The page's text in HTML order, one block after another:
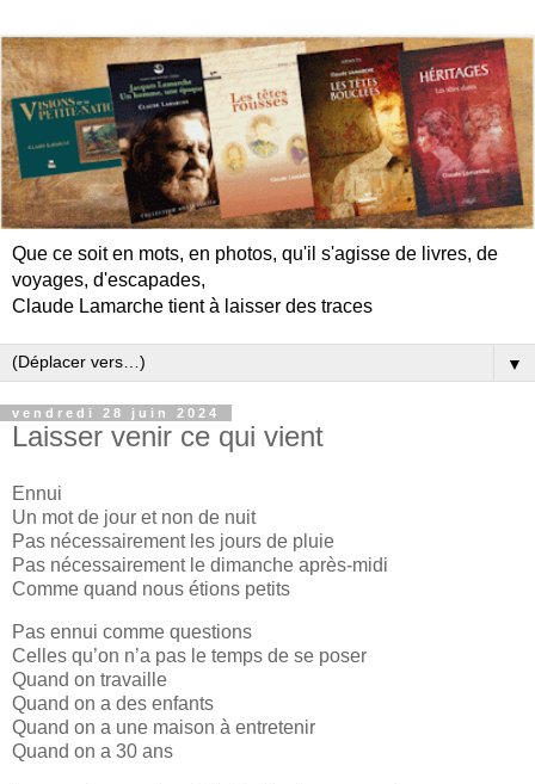
Que ce soit en mots, en photos, qu'il s'agisse de livres, de
voyages, d'escapades,
Claude Lamarche tient à laisser des traces
▼
vendredi 28 juin 2024
Laisser venir ce qui vient
Ennui
Un mot de jour et non de nuit
Pas nécessairement les jours de pluie
Pas nécessairement le dimanche après-midi
Comme quand nous étions petits
Pas ennui comme questions
Celles qu’on n’a pas le temps de se poser
Quand on travaille
Quand on a des enfants
Quand on a une maison à entretenir
Quand on a 30 ans